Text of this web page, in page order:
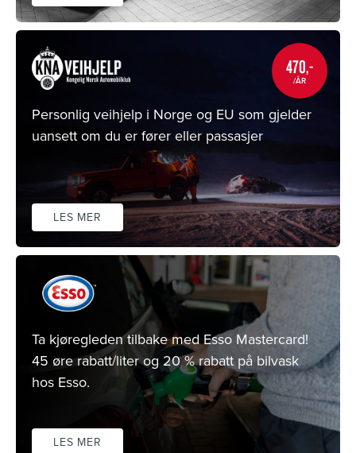
470,-
/ÅR
Personlig veihjelp i Norge og EU som gjelder
uansett om du er fører eller passasjer
LES MER
Ta kjøregleden tilbake med Esso Mastercard!
45 øre rabatt/liter og 20 % rabatt på bilvask
hos Esso.
LES MER